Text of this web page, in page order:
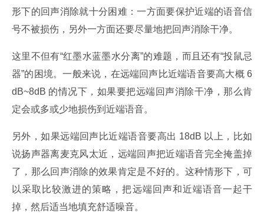
形下的回声消除就十分困难：一方面要保护近端的语音信
号不被损伤，另外一方面还要尽量地把回声消除干净。
这里不但有“红墨水蓝墨水分离”的难题，而且还有“投鼠忌
器”的困境。一般来说，在远端回声比近端语音要高大概 6
dB~8dB 的情况下，如果要把远端回声消除干净，那么肯
定会或多或少地损伤到近端语音。
另外，如果远端回声比近端语音要高出 18dB 以上，比如
说扬声器离麦克风太近，远端回声把近端语音完全掩盖掉
了，那么回声消除的效果肯定是不好的。这种情形下，可
以采取比较激进的策略，把远端回声和近端语音一起干
掉，然后适当地填充舒适噪音。